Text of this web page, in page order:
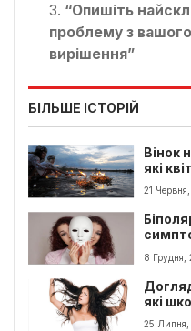
“Опишіть
проблему з вашого
вирішення”
БІЛЬШЕ ІСТОРІЙ
Вінок
які
21
8 Грудня,
які
25 Липня,